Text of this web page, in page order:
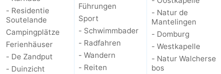
- Residentie
Soutelande
Campingplätze
Ferienhäuser
- De Zandput
- Duinzicht
Führungen
Sport
- Schwimmbader
- Radfahren
- Wandern
- Reiten
- Natur de
Mantelingen
- Domburg
- Westkapelle
- Natur Walcherse
bos